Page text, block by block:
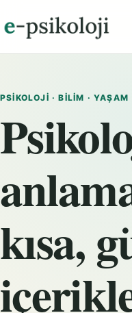
PSIKOLOJI · BILIM · YAŞAM
kısa,